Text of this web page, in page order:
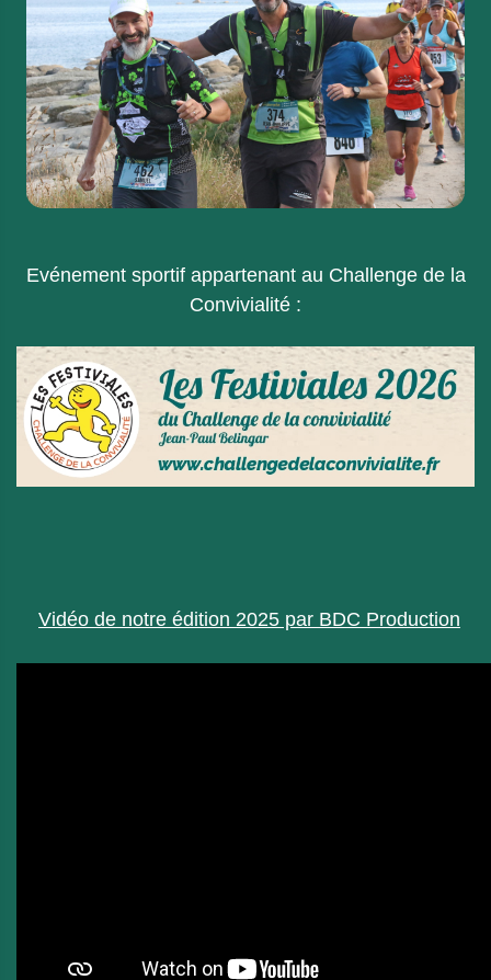
Evénement sportif appartenant au Challenge de la
Convivialité :
Vidéo de notre édition 2025 par BDC Production